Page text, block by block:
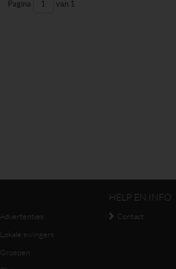
Pagina van 1
Advertenties
Lokale swingers
Groepen
HELP EN INFO
Contact